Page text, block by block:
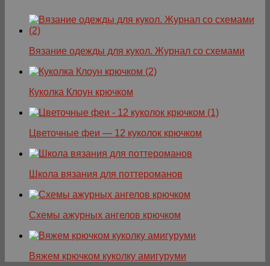
Вязание одежды для кукол. Журнал со схемами
Куколка Клоун крючком
Цветочные феи — 12 куколок крючком
Школа вязания для поттероманов
Схемы ажурных ангелов крючком
Вяжем крючком куколку амигуруми